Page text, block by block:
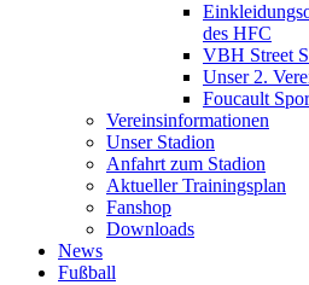
des HFC
VBH Street
Unser 2.
Foucault
Vereinsinformationen
Unser Stadion
Anfahrt zum Stadion
Aktueller Trainingsplan
Fanshop
Downloads
News
Fußball